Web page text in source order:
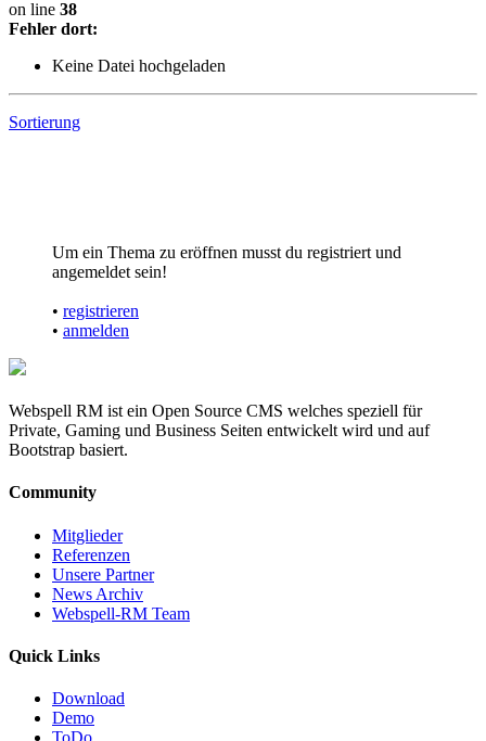
on line 38
Fehler dort:
Keine Datei hochgeladen
Sortierung
Um ein Thema zu eröffnen musst du registriert und
angemeldet sein!
• registrieren
• anmelden
Webspell RM ist ein Open Source CMS welches speziell für
Private, Gaming und Business Seiten entwickelt wird und auf
Bootstrap basiert.
Community
Mitglieder
Referenzen
Unsere Partner
News Archiv
Webspell-RM Team
Quick Links
Download
Demo
ToDo